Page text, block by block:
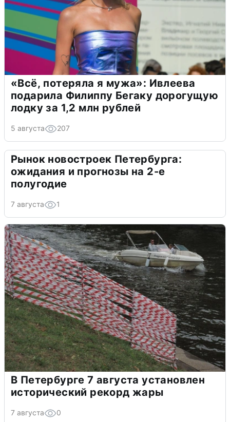
«Всё, потеряла я мужа»: Ивлеева
подарила Филиппу Бегаку дорогущую
лодку за 1,2 млн рублей
5 августа 207
Рынок новостроек Петербурга:
ожидания и прогнозы на 2-е
полугодие
7 августа 1
В Петербурге 7 августа установлен
исторический рекорд жары
7 августа 0